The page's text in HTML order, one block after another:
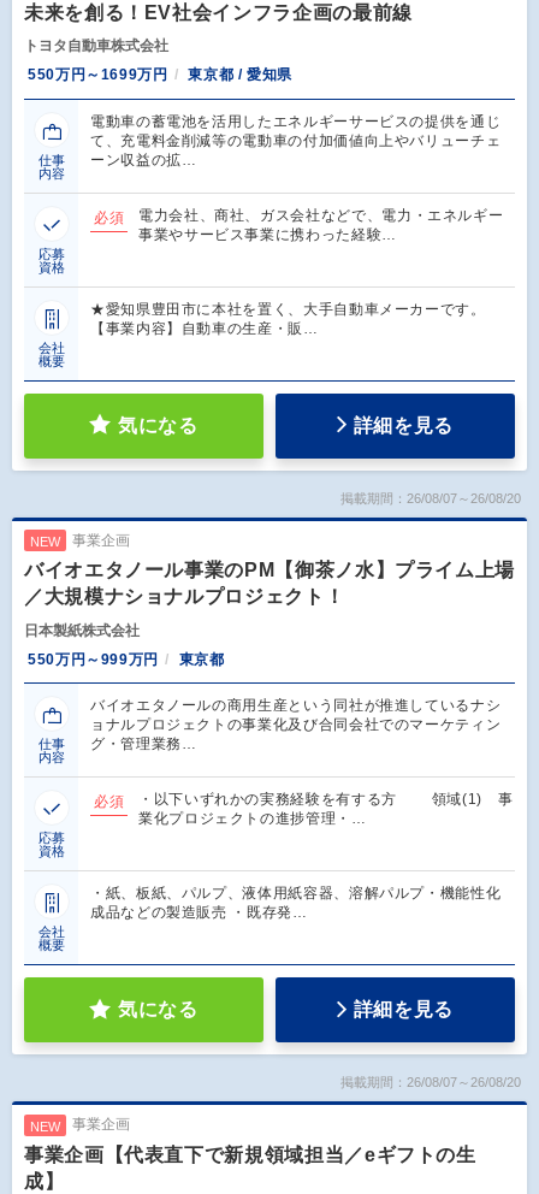
未来を創る！EV社会インフラ企画の最前線
トヨタ自動車株式会社
550万円～1699万円
東京都 / 愛知県
仕事
内容
電動車の蓄電池を活用したエネルギーサービスの提供を通じ
て、充電料金削減等の電動車の付加価値向上やバリューチェ
ーン収益の拡…
応募
資格
必須
電力会社、商社、ガス会社などで、電力・エネルギー
事業やサービス事業に携わった経験…
会社
概要
★愛知県豊田市に本社を置く、大手自動車メーカーです。
【事業内容】自動車の生産・販…
気になる 詳細を見る
掲載期間：26/08/07～26/08/20
NEW 事業企画
バイオエタノール事業のPM【御茶ノ水】プライム上場
／大規模ナショナルプロジェクト！
日本製紙株式会社
550万円～999万円
東京都
仕事
内容
バイオエタノールの商用生産という同社が推進しているナシ
ョナルプロジェクトの事業化及び合同会社でのマーケティン
グ・管理業務…
応募
資格
必須
・以下いずれかの実務経験を有する方 領域(1) 事
業化プロジェクトの進捗管理・…
会社
概要
・紙、板紙、パルプ、液体用紙容器、溶解パルプ・機能性化
成品などの製造販売 ・既存発…
気になる 詳細を見る
掲載期間：26/08/07～26/08/20
NEW 事業企画
事業企画【代表直下で新規領域担当／eギフトの生
成】